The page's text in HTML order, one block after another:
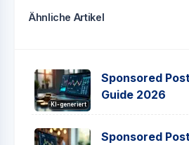
Ähnliche Artikel
KI-generiert
Sponsored
Guide 2026
Sponsored